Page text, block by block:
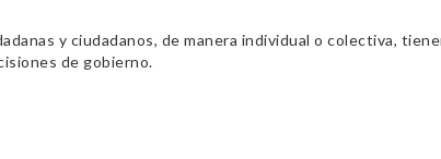
y ciudadanos, de manera individual o colectiva,
de gobierno.